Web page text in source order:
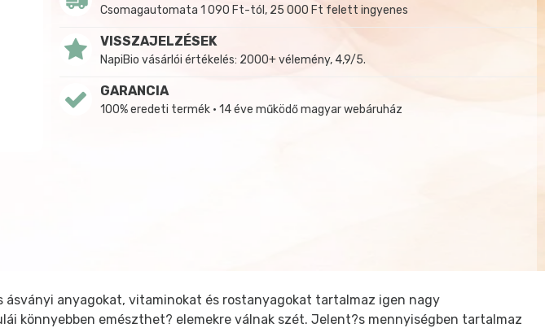
Csomagautomata 1 090 Ft-tól, 25 000 Ft felett ingyenes
VISSZAJELZÉSEK
NapiBio vásárlói értékelés: 2000+ vélemény, 4,9/5.
GARANCIA
100% eredeti termék • 14 éve működő magyar webáruház
anyagokat, vitaminokat és rostanyagokat tartalmaz igen nagy
könnyebben emészthet? elemekre válnak szét. Jelent?s mennyiségben tartalmaz